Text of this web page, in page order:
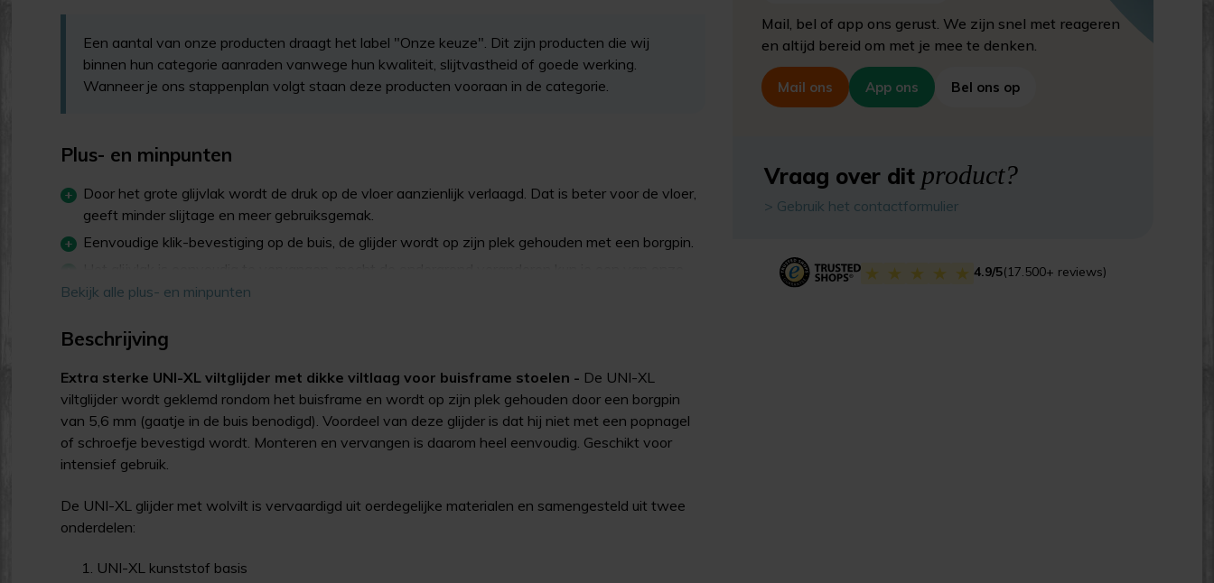
Een aantal van onze producten draagt het label "Onze keuze". Dit zijn producten die wij
binnen hun categorie aanraden vanwege hun kwaliteit, slijtvastheid of goede werking.
Wanneer je ons stappenplan volgt staan deze producten vooraan in de categorie.
Plus- en minpunten
Door het grote glijvlak wordt de druk op de vloer aanzienlijk verlaagd. Dat is beter voor de vloer,
geeft minder slijtage en meer gebruiksgemak.
Eenvoudige klik-bevestiging op de buis, de glijder wordt op zijn plek gehouden met een borgpin.
andere glijvlakken plaatsen.
Voor montage dienen er gaten in de buis aanwezig te zijn, dan wel geboord te worden.
Bekijk alle plus- en minpunten
Beschrijving
Extra sterke UNI-XL viltglijder met dikke viltlaag voor buisframe stoelen - De UNI-XL
viltglijder wordt geklemd rondom het buisframe en wordt op zijn plek gehouden door een borgpin
van 5,6 mm (gaatje in de buis benodigd). Voordeel van deze glijder is dat hij niet met een popnagel
of schroefje bevestigd wordt. Monteren en vervangen is daarom heel eenvoudig. Geschikt voor
intensief gebruik.
De UNI-XL glijder met wolvilt is vervaardigd uit oerdegelijke materialen en samengesteld uit twee
onderdelen:
UNI-XL kunststof basis
Mail, bel of app ons gerust. We zijn snel met reageren
en altijd bereid om met je mee te denken.
Mail ons App ons Bel ons op
Vraag over dit product?
> Gebruik het contactformulier
4.9/5(17.500+ reviews)